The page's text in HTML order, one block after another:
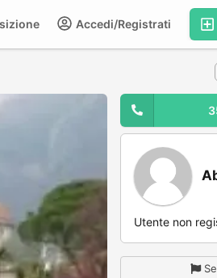
Accedi/Registrati
Utente non